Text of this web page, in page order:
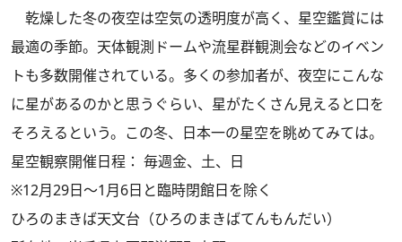
乾燥した冬の夜空は空気の透明度が高く、星空鑑賞には
最適の季節。天体観測ドームや流星群観測会などのイベン
トも多数開催されている。多くの参加者が、夜空にこんな
に星があるのかと思うぐらい、星がたくさん見えると口を
そろえるという。この冬、日本一の星空を眺めてみては。
星空観察開催日程： 毎週金、土、日
※12月29日～1月6日と臨時閉館日を除く
ひろのまきば天文台（ひろのまきばてんもんだい）